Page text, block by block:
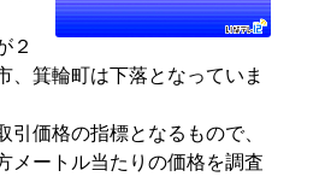
２
、箕輪町は下落となっていま
引価格の指標となるもので、
メートル当たりの価格を調査